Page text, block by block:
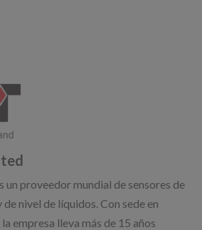
un proveedor mundial de sensores de
nivel de líquidos. Con sede en
empresa lleva más de 15 años